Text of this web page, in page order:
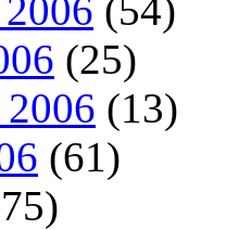
(54)
(25)
2006 (13)
(61)